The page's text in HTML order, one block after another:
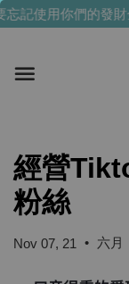
記使用你們的發財
經營
粉絲
Nov 07, 21 • 六月